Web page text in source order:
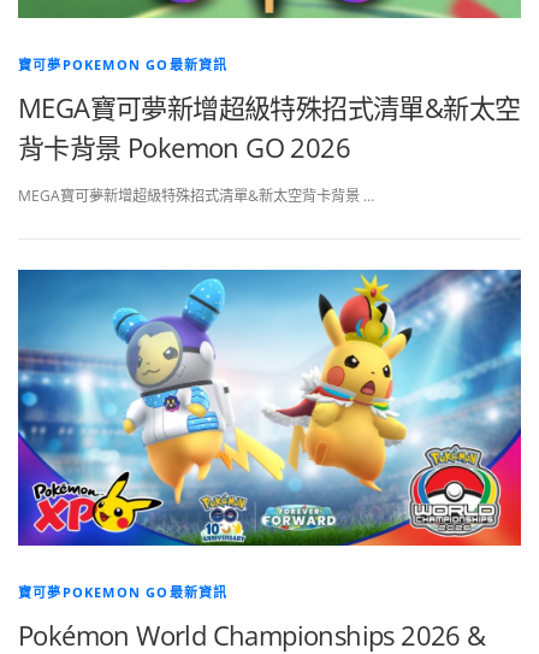
寶可夢POKEMON GO最新資訊
MEGA寶可夢新增超級特殊招式清單&新太空
背卡背景 Pokemon GO 2026
MEGA寶可夢新增超級特殊招式清單&新太空背卡背景 …
寶可夢POKEMON GO最新資訊
Pokémon World Championships 2026 &